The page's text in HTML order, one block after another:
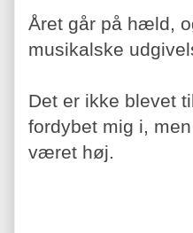
Året går på hæld,
musikalske
Det er ikke blevet
fordybet mig i,
været høj.